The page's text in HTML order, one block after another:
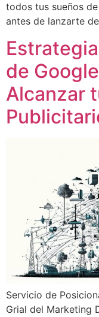
todos tus sueños
antes de lanzarte
de
Alcanzar
Servicio de
Grial del Marketing